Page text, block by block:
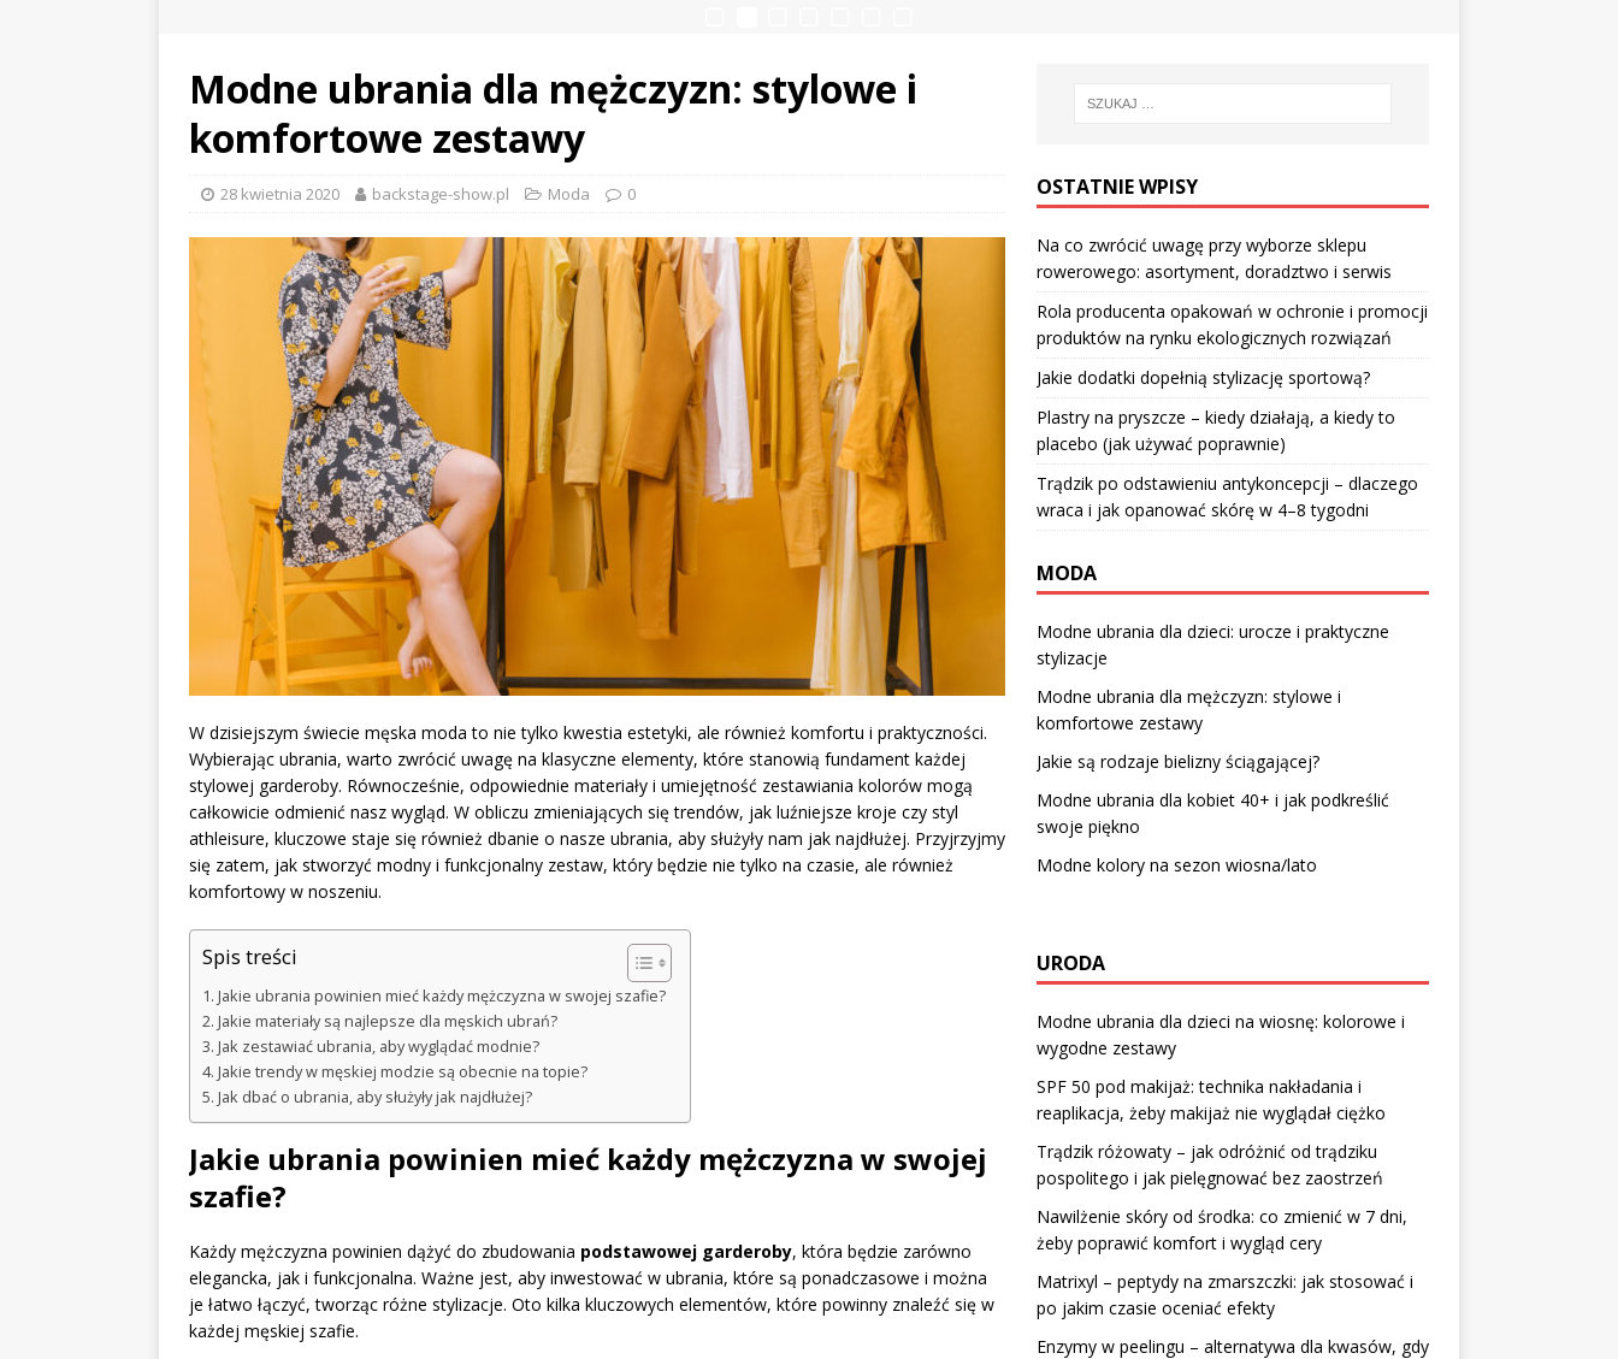
Modne ubrania dla mężczyzn: stylowe i
komfortowe zestawy
28 kwietnia 2020 backstage-show.pl Moda 0
W dzisiejszym świecie męska moda to nie tylko kwestia estetyki, ale również komfortu i praktyczności.
Wybierając ubrania, warto zwrócić uwagę na klasyczne elementy, które stanowią fundament każdej
stylowej garderoby. Równocześnie, odpowiednie materiały i umiejętność zestawiania kolorów mogą
całkowicie odmienić nasz wygląd. W obliczu zmieniających się trendów, jak luźniejsze kroje czy styl
athleisure, kluczowe staje się również dbanie o nasze ubrania, aby służyły nam jak najdłużej. Przyjrzyjmy
się zatem, jak stworzyć modny i funkcjonalny zestaw, który będzie nie tylko na czasie, ale również
komfortowy w noszeniu.
Spis treści
Jakie ubrania powinien mieć każdy mężczyzna w swojej szafie?
Jakie materiały są najlepsze dla męskich ubrań?
Jak zestawiać ubrania, aby wyglądać modnie?
Jakie trendy w męskiej modzie są obecnie na topie?
Jak dbać o ubrania, aby służyły jak najdłużej?
Jakie ubrania powinien mieć każdy mężczyzna w swojej
szafie?
Każdy mężczyzna powinien dążyć do zbudowania podstawowej garderoby, która będzie zarówno
elegancka, jak i funkcjonalna. Ważne jest, aby inwestować w ubrania, które są ponadczasowe i można
je łatwo łączyć, tworząc różne stylizacje. Oto kilka kluczowych elementów, które powinny znaleźć się w
każdej męskiej szafie.
OSTATNIE WPISY
Na co zwrócić uwagę przy wyborze sklepu
rowerowego: asortyment, doradztwo i serwis
Rola producenta opakowań w ochronie i promocji
produktów na rynku ekologicznych rozwiązań
Jakie dodatki dopełnią stylizację sportową?
Plastry na pryszcze – kiedy działają, a kiedy to
placebo (jak używać poprawnie)
Trądzik po odstawieniu antykoncepcji – dlaczego
wraca i jak opanować skórę w 4–8 tygodni
MODA
Modne ubrania dla dzieci: urocze i praktyczne
stylizacje
Modne ubrania dla mężczyzn: stylowe i
komfortowe zestawy
Jakie są rodzaje bielizny ściągającej?
Modne ubrania dla kobiet 40+ i jak podkreślić
swoje piękno
Modne kolory na sezon wiosna/lato
URODA
Modne ubrania dla dzieci na wiosnę: kolorowe i
wygodne zestawy
SPF 50 pod makijaż: technika nakładania i
reaplikacja, żeby makijaż nie wyglądał ciężko
Trądzik różowaty – jak odróżnić od trądziku
pospolitego i jak pielęgnować bez zaostrzeń
Nawilżenie skóry od środka: co zmienić w 7 dni,
żeby poprawić komfort i wygląd cery
Matrixyl – peptydy na zmarszczki: jak stosować i
po jakim czasie oceniać efekty
Enzymy w peelingu – alternatywa dla kwasów, gdy